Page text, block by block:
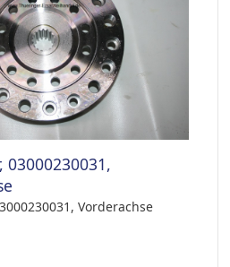
03000230031,
Vorderachse